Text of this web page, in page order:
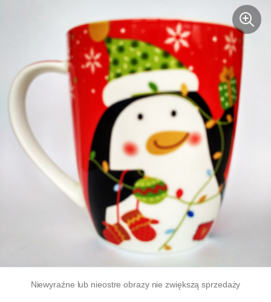
Niewyraźne lub nieostre obrazy nie zwiększą sprzedaży